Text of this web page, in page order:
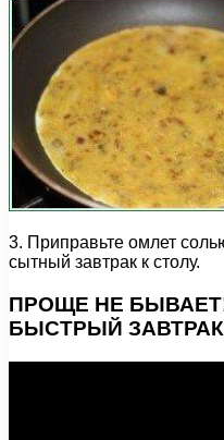
3. Приправьте омлет
сытный завтрак к столу.
ПРОЩЕ НЕ БЫВАЕТ!
БЫСТРЫЙ